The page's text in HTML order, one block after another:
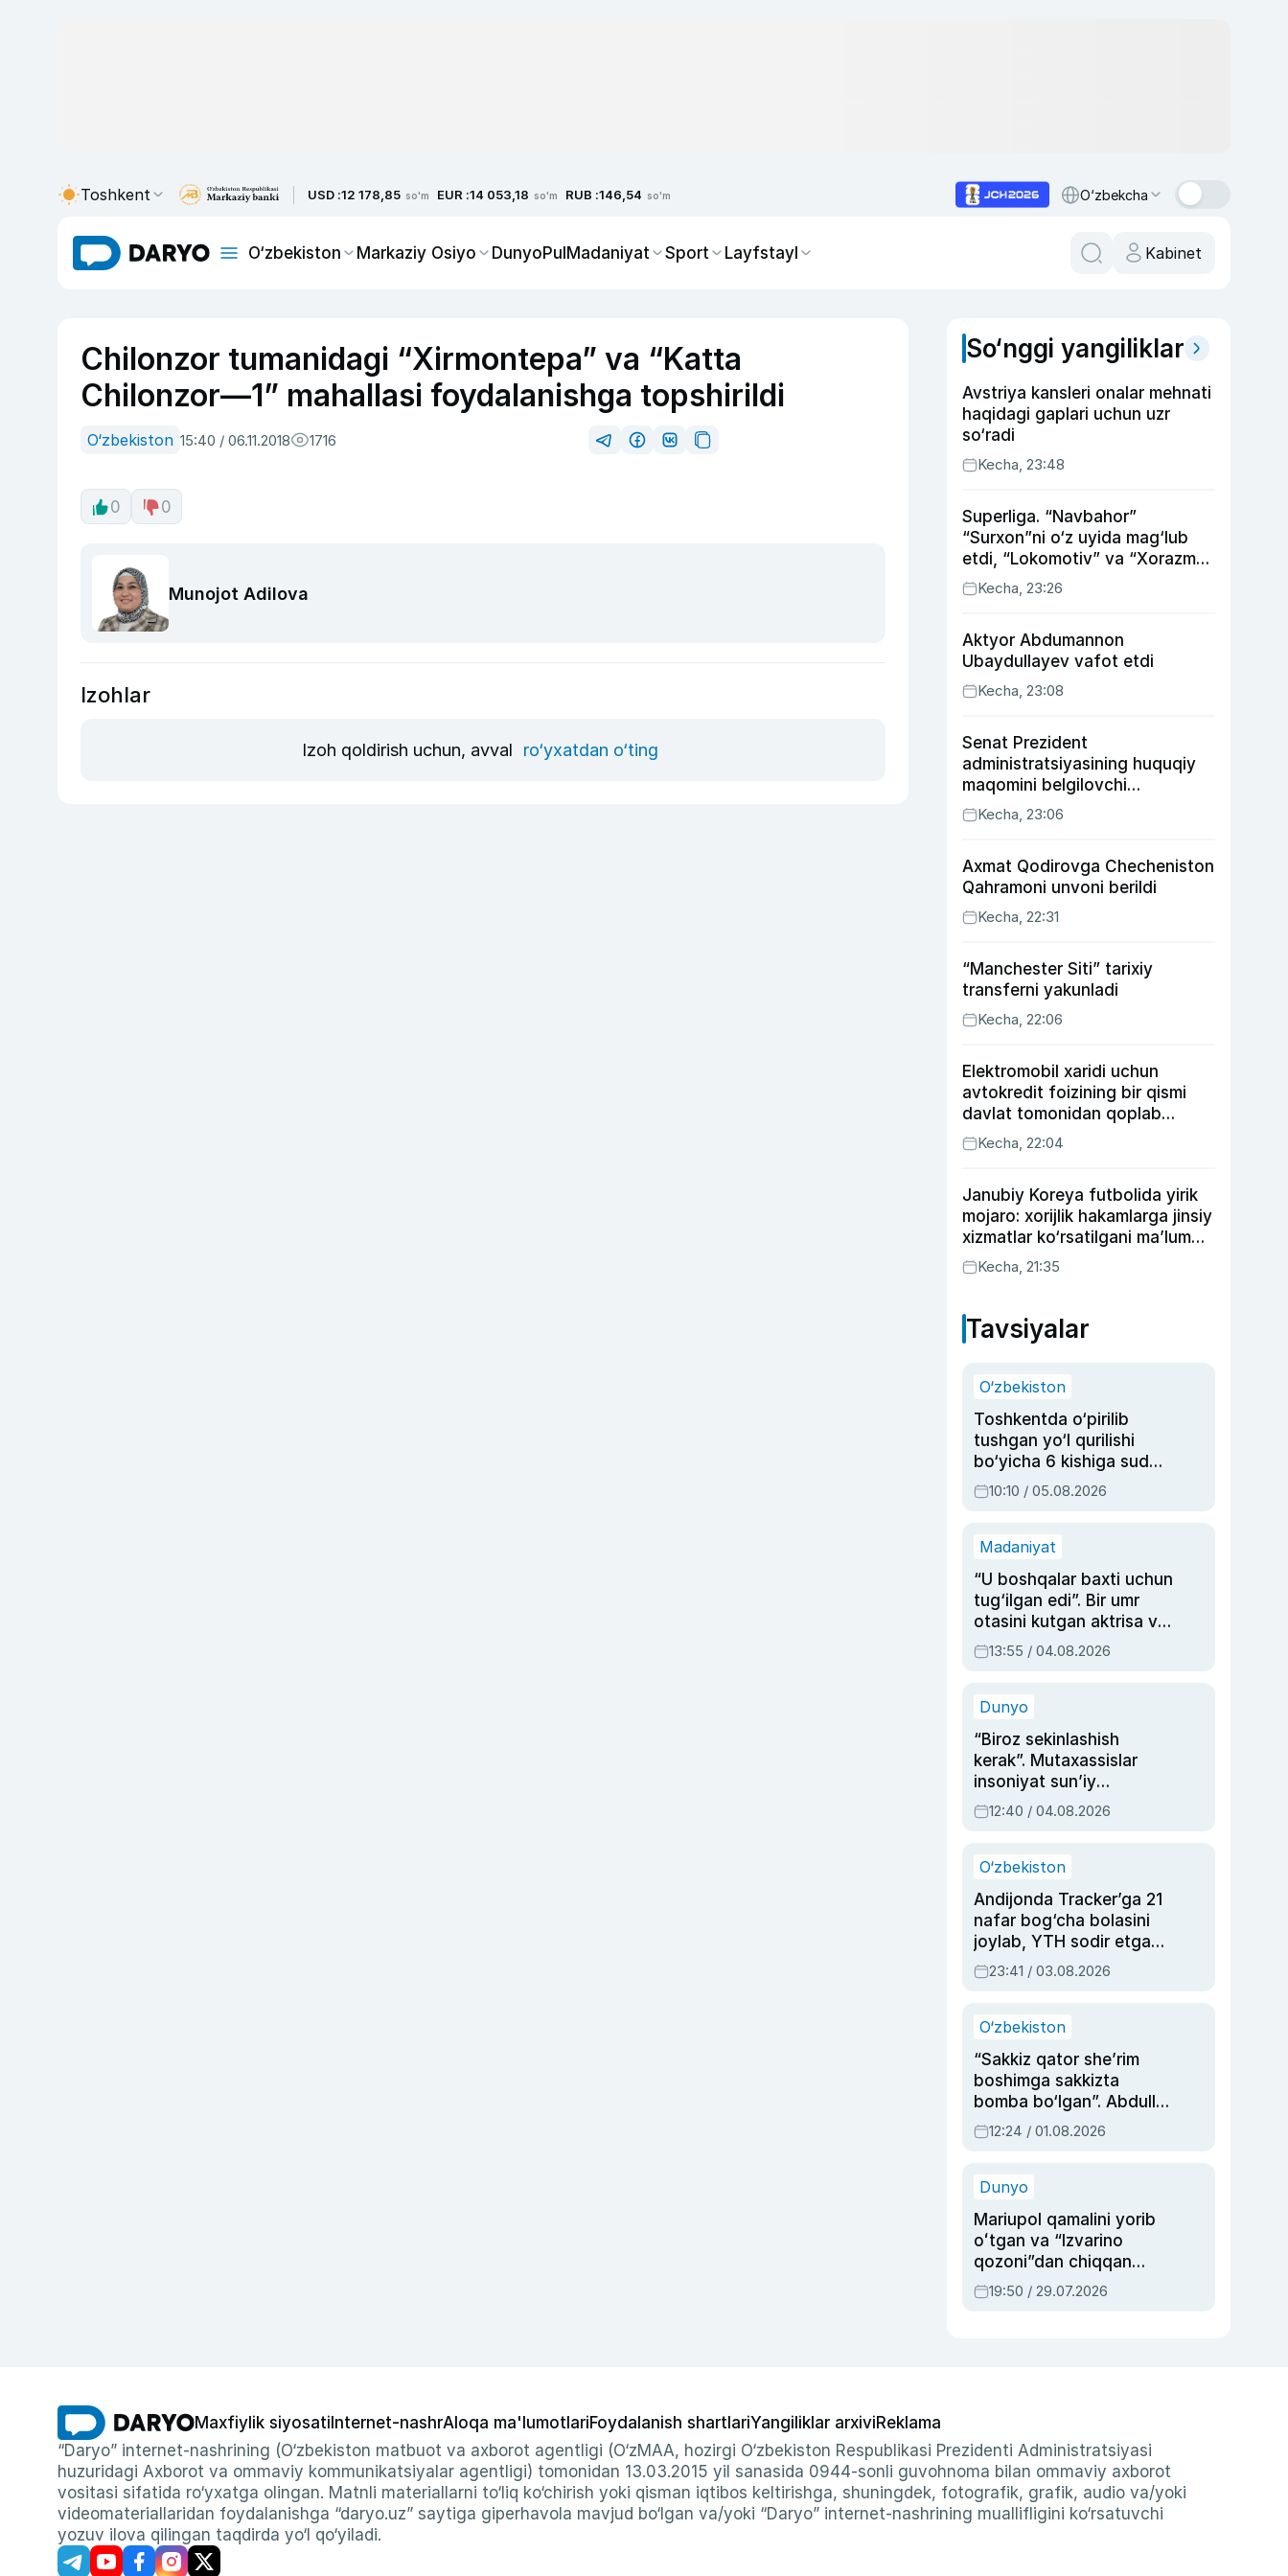
Toshkent USD :12 178,85 so'm EUR :14 053,18 so'm RUB :146,54 so'm O‘zbekcha
O‘zbekiston Markaziy Osiyo DunyoPulMadaniyat Sport Layfstayl Kabinet
Chilonzor tumanidagi “Xirmontepa” va “Katta
Chilonzor—1” mahallasi foydalanishga topshirildi
O‘zbekiston 15:40 / 06.11.2018 1716
0 0
Munojot Adilova
Izohlar
Izoh qoldirish uchun, avval ro‘yxatdan o‘ting
So‘nggi yangiliklar
Avstriya kansleri onalar mehnati
haqidagi gaplari uchun uzr
so‘radi
Kecha, 23:48
Superliga. “Navbahor”
“Surxon”ni o‘z uyida mag‘lub
etdi, “Lokomotiv” va “Xorazm”
uyda g‘alaba qozondi
Kecha, 23:26
Aktyor Abdu­mannon
Ubaydullayev vafot etdi
Kecha, 23:08
Senat Prezident
administratsiyasining huquqiy
maqomini belgilovchi
konstitutsiyaviy qonunni
ma’qulladi
Kecha, 23:06
Axmat Qodirovga Checheniston
Qahramoni unvoni berildi
Kecha, 22:31
“Manchester Siti” tarixiy
transferni yakunladi
Kecha, 22:06
Elektromobil xaridi uchun
avtokredit foizining bir qismi
davlat tomonidan qoplab
berilishi mumkin
Kecha, 22:04
Janubiy Koreya futbolida yirik
mojaro: xorijlik hakamlarga jinsiy
xizmatlar ko‘rsatilgani ma’lum
qilindi
Kecha, 21:35
Tavsiyalar
O‘zbekiston
Toshkentda o‘pirilib
tushgan yo‘l qurilishi
bo‘yicha 6 kishiga sud
hukmi o‘qildi
10:10 / 05.08.2026
Madaniyat
“U boshqalar baxti uchun
tug‘ilgan edi”. Bir umr
otasini kutgan aktrisa va
dublyaj ustasi Rimma
Ahmedovaning
13:55 / 04.08.2026
Dunyo
“Biroz sekinlashish
kerak”. Mutaxassislar
insoniyat sun’iy
intellektni boshqara
olmay qolishidan xavotir
12:40 / 04.08.2026
O‘zbekiston
Andijonda Tracker’ga 21
nafar bog‘cha bolasini
joylab, YTH sodir etgan
ayolga sud hukmi o‘qildi
23:41 / 03.08.2026
O‘zbekiston
“Sakkiz qator she’rim
boshimga sakkizta
bomba bo‘lgan”. Abdulla
Oripovni siyosiy
ayblovlardan asrab
12:24 / 01.08.2026
Dunyo
Mariupol qamalini yorib
oʻtgan va “Izvarino
qozoni”dan chiqqan
qahramon — Ukraina
armiyasi bosh
19:50 / 29.07.2026
Maxfiylik siyosati Internet-nashrAloqa ma'lumotlariFoydalanish shartlariYangiliklar arxiviReklama
“Daryo” internet-nashrining (O‘zbekiston matbuot va axborot agentligi (O‘zMAA, hozirgi O‘zbekiston Respublikasi Prezidenti Administratsiyasi
huzuridagi Axborot va ommaviy kommunikatsiyalar agentligi) tomonidan 13.03.2015 yil sanasida 0944-sonli guvohnoma bilan ommaviy axborot
vositasi sifatida ro‘yxatga olingan. Matnli materiallarni to‘liq ko‘chirish yoki qisman iqtibos keltirishga, shuningdek, fotografik, grafik, audio va/yoki
videomateriallaridan foydalanishga “daryo.uz” saytiga giperhavola mavjud bo‘lgan va/yoki “Daryo” internet-nashrining muallifligini ko‘rsatuvchi
yozuv ilova qilingan taqdirda yo‘l qo‘yiladi.